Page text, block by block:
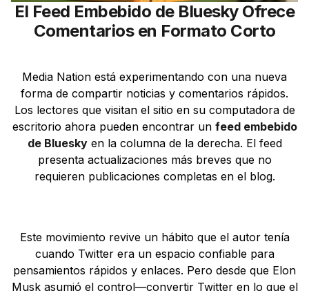
El Feed Embebido de Bluesky Ofrece
Comentarios en Formato Corto
Media Nation está experimentando con una nueva
forma de compartir noticias y comentarios rápidos.
Los lectores que visitan el sitio en su computadora de
escritorio ahora pueden encontrar un feed embebido
de Blueskyen la columna de la derecha. El feed
presenta actualizaciones más breves que no
requieren publicaciones completas en el blog.
Este movimiento revive un hábito que el autor tenía
cuando Twitter era un espacio confiable para
pensamientos rápidos y enlaces. Pero desde que Elon
Musk asumió el control—convertir Twitter en lo que el